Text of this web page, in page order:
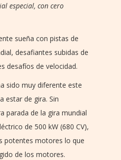
especial, con cero
sueña con pistas de
desafiantes subidas de
desafíos de velocidad.
sido muy diferente este
estar de gira. Sin
parada de la gira mundial
de 500 kW (680 CV),
potentes motores lo que
de los motores.